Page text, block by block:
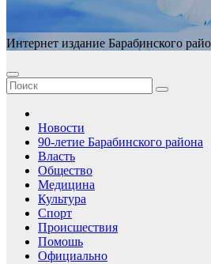
Интернет издание Барабинского
Новости
90-летие Барабинского района
Власть
Общество
Медицина
Культура
Спорт
Происшествия
Помошь
Официально